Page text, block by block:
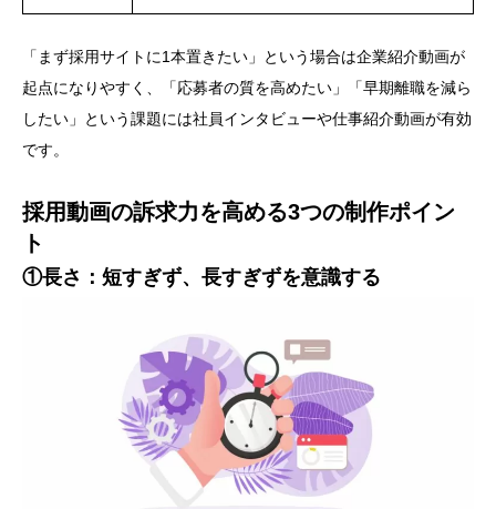
「まず採用サイトに1本置きたい」という場合は企業紹介動画が
起点になりやすく、「応募者の質を高めたい」「早期離職を減ら
したい」という課題には社員インタビューや仕事紹介動画が有効
です。
採用動画の訴求力を高める3つの制作ポイン
ト
①長さ：短すぎず、長すぎずを意識する